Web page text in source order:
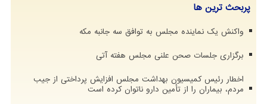
پربحث ترین ها
واکنش یک نماینده مجلس به توافق سه جانبه مکه
برگزاری جلسات صحن علنی مجلس هفته آتی
اخطار رئیس کمیسیون بهداشت مجلس افزایش پرداختی از جیب
مردم، بیماران را از تأمین دارو ناتوان کرده است